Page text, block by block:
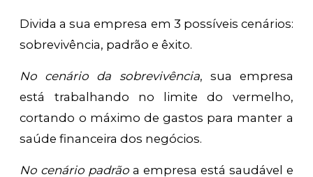
Divida a sua empresa em 3 possíveis cenários:
sobrevivência, padrão e êxito.
No cenário da sobrevivência, sua empresa
está trabalhando no limite do vermelho,
cortando o máximo de gastos para manter a
saúde financeira dos negócios.
No cenário padrão a empresa está saudável e